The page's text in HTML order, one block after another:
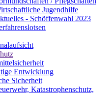
Jugendhilfe
- Schöffenwahl 2023
Entwicklung
Sicherheit
Katastrophenschutz,